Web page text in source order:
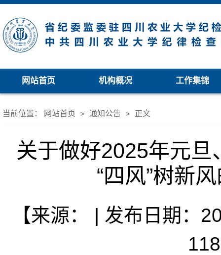
网站首页 机构概况 工作集锦
当前位置： 网站首页 > 通知公告 > 正文
关于做好2025年元
“四风”树新
【来源： | 发布日期：